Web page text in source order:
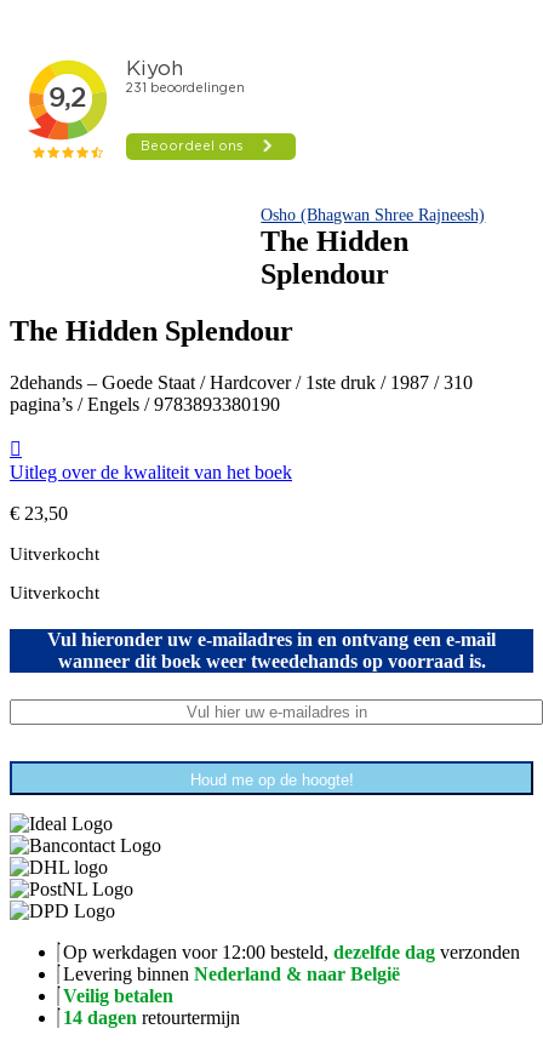
Osho (Bhagwan Shree Rajneesh)
The Hidden
Splendour
The Hidden Splendour
2dehands – Goede Staat / Hardcover / 1ste druk / 1987 / 310
pagina’s / Engels / 9783893380190
Uitleg over de kwaliteit van het boek
€ 23,50
Uitverkocht
Uitverkocht
Vul hieronder uw e-mailadres in en ontvang een e-mail
wanneer dit boek weer tweedehands op voorraad is.
Houd me op de hoogte!
Op werkdagen voor 12:00 besteld, dezelfde dag verzonden
Levering binnen Nederland & naar België
Veilig betalen
14 dagen retourtermijn